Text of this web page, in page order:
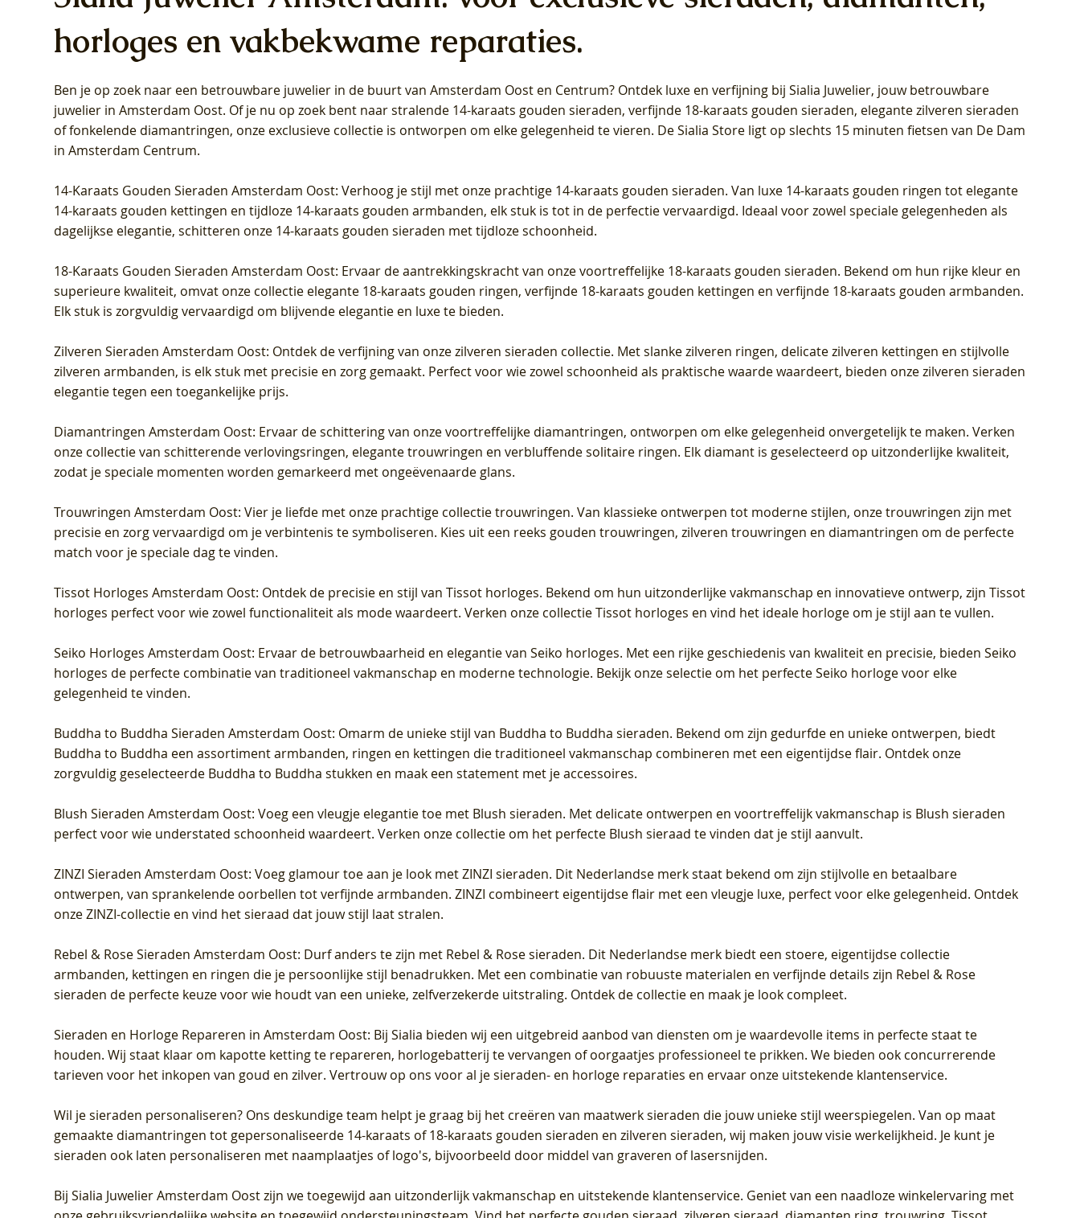
Blush Lab Diamonds Oorhangers
LG9006Y/S - Geelgoud (14k) met Lab
grown Diamant
Blush Lab Diamonds Oorhangers
LG9007Y/S - Geelgoud (14k) met Lab
grown Diamant
Blush Lab Diamonds Ring LG1028Y -
Geelgoud (14k) met Lab grown
Diamant
Blush Lab Diamonds Collier LG3014Y
- Geelgoud (14k) met Lab grown
Diamant
Blush Lab Diamonds Collier LG3019Y
– Geelgoud (14k) met Lab grown
Diamant
Blush Lab Diamonds Ring LG1042Y –
Geelgoud (14k) met Lab grown
Diamant
Blush Lab Diamonds Oorknoppen
LG7027Y - Geelgoud (14k) met Lab
grown Diamant
Blush Lab Diamonds Ring LG1029Y -
Geelgoud (14k) met Lab grown
Diamant
Blush Lab Diamonds Ring LG1031Y -
Geelgoud (14k) met Lab grown
Diamant
Blush Lab Diamonds Ring LG1044Y –
Geelgoud (14k) met Lab grown
Diamant
Blush Lab Diamonds Oorknoppen
LG7026Y - Geelgoud (14k) met Lab
grown Diamant
Blush Lab Diamonds Oorknoppen
LG7033Y – Geelgoud (14k) met Lab
grown Diamant
horloges en vakbekwame reparaties.
Ben je op zoek naar een betrouwbare juwelier in de buurt van Amsterdam Oost en Centrum? Ontdek luxe en verfijning bij Sialia Juwelier, jouw betrouwbare
juwelier in Amsterdam Oost. Of je nu op zoek bent naar stralende 14-karaats gouden sieraden, verfijnde 18-karaats gouden sieraden, elegante zilveren sieraden
of fonkelende diamantringen, onze exclusieve collectie is ontworpen om elke gelegenheid te vieren. De Sialia Store ligt op slechts 15 minuten fietsen van De Dam
in Amsterdam Centrum.
14-Karaats Gouden Sieraden Amsterdam Oost: Verhoog je stijl met onze prachtige 14-karaats gouden sieraden. Van luxe 14-karaats gouden ringen tot elegante
14-karaats gouden kettingen en tijdloze 14-karaats gouden armbanden, elk stuk is tot in de perfectie vervaardigd. Ideaal voor zowel speciale gelegenheden als
dagelijkse elegantie, schitteren onze 14-karaats gouden sieraden met tijdloze schoonheid.
18-Karaats Gouden Sieraden Amsterdam Oost: Ervaar de aantrekkingskracht van onze voortreffelijke 18-karaats gouden sieraden. Bekend om hun rijke kleur en
superieure kwaliteit, omvat onze collectie elegante 18-karaats gouden ringen, verfijnde 18-karaats gouden kettingen en verfijnde 18-karaats gouden armbanden.
Elk stuk is zorgvuldig vervaardigd om blijvende elegantie en luxe te bieden.
Zilveren Sieraden Amsterdam Oost: Ontdek de verfijning van onze zilveren sieraden collectie. Met slanke zilveren ringen, delicate zilveren kettingen en stijlvolle
zilveren armbanden, is elk stuk met precisie en zorg gemaakt. Perfect voor wie zowel schoonheid als praktische waarde waardeert, bieden onze zilveren sieraden
elegantie tegen een toegankelijke prijs.
Diamantringen Amsterdam Oost: Ervaar de schittering van onze voortreffelijke diamantringen, ontworpen om elke gelegenheid onvergetelijk te maken. Verken
onze collectie van schitterende verlovingsringen, elegante trouwringen en verbluffende solitaire ringen. Elk diamant is geselecteerd op uitzonderlijke kwaliteit,
zodat je speciale momenten worden gemarkeerd met ongeëvenaarde glans.
Trouwringen Amsterdam Oost: Vier je liefde met onze prachtige collectie trouwringen. Van klassieke ontwerpen tot moderne stijlen, onze trouwringen zijn met
precisie en zorg vervaardigd om je verbintenis te symboliseren. Kies uit een reeks gouden trouwringen, zilveren trouwringen en diamantringen om de perfecte
match voor je speciale dag te vinden.
Tissot Horloges Amsterdam Oost: Ontdek de precisie en stijl van Tissot horloges. Bekend om hun uitzonderlijke vakmanschap en innovatieve ontwerp, zijn Tissot
horloges perfect voor wie zowel functionaliteit als mode waardeert. Verken onze collectie Tissot horloges en vind het ideale horloge om je stijl aan te vullen.
Seiko Horloges Amsterdam Oost: Ervaar de betrouwbaarheid en elegantie van Seiko horloges. Met een rijke geschiedenis van kwaliteit en precisie, bieden Seiko
horloges de perfecte combinatie van traditioneel vakmanschap en moderne technologie. Bekijk onze selectie om het perfecte Seiko horloge voor elke
gelegenheid te vinden.
Buddha to Buddha Sieraden Amsterdam Oost: Omarm de unieke stijl van Buddha to Buddha sieraden. Bekend om zijn gedurfde en unieke ontwerpen, biedt
Buddha to Buddha een assortiment armbanden, ringen en kettingen die traditioneel vakmanschap combineren met een eigentijdse flair. Ontdek onze
zorgvuldig geselecteerde Buddha to Buddha stukken en maak een statement met je accessoires.
Blush Sieraden Amsterdam Oost: Voeg een vleugje elegantie toe met Blush sieraden. Met delicate ontwerpen en voortreffelijk vakmanschap is Blush sieraden
perfect voor wie understated schoonheid waardeert. Verken onze collectie om het perfecte Blush sieraad te vinden dat je stijl aanvult.
ZINZI Sieraden Amsterdam Oost: Voeg glamour toe aan je look met ZINZI sieraden. Dit Nederlandse merk staat bekend om zijn stijlvolle en betaalbare
ontwerpen, van sprankelende oorbellen tot verfijnde armbanden. ZINZI combineert eigentijdse flair met een vleugje luxe, perfect voor elke gelegenheid. Ontdek
onze ZINZI-collectie en vind het sieraad dat jouw stijl laat stralen.
Rebel & Rose Sieraden Amsterdam Oost: Durf anders te zijn met Rebel & Rose sieraden. Dit Nederlandse merk biedt een stoere, eigentijdse collectie
armbanden, kettingen en ringen die je persoonlijke stijl benadrukken. Met een combinatie van robuuste materialen en verfijnde details zijn Rebel & Rose
sieraden de perfecte keuze voor wie houdt van een unieke, zelfverzekerde uitstraling. Ontdek de collectie en maak je look compleet.
Sieraden en Horloge Repareren in Amsterdam Oost: Bij Sialia bieden wij een uitgebreid aanbod van diensten om je waardevolle items in perfecte staat te
houden. Wij staat klaar om kapotte ketting te repareren, horlogebatterij te vervangen of oorgaatjes professioneel te prikken. We bieden ook concurrerende
tarieven voor het inkopen van goud en zilver. Vertrouw op ons voor al je sieraden- en horloge reparaties en ervaar onze uitstekende klantenservice.
Wil je sieraden personaliseren? Ons deskundige team helpt je graag bij het creëren van maatwerk sieraden die jouw unieke stijl weerspiegelen. Van op maat
gemaakte diamantringen tot gepersonaliseerde 14-karaats of 18-karaats gouden sieraden en zilveren sieraden, wij maken jouw visie werkelijkheid. Je kunt je
sieraden ook laten personaliseren met naamplaatjes of logo's, bijvoorbeeld door middel van graveren of lasersnijden.
BijSialia Juwelier Amsterdam Oostzijn we toegewijd aan uitzonderlijk vakmanschap en uitstekende klantenservice. Geniet van een naadloze winkelervaring met